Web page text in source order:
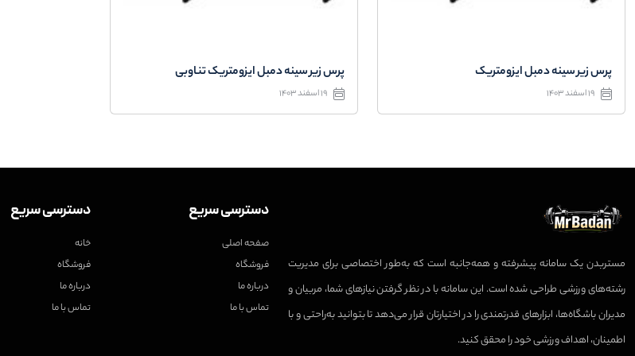
پرس زیر سینه دمبل ایزومتریک
19 اسفند 1403
پرس زیر سینه دمبل ایزومتریک تناوبی
19 اسفند 1403
مستربدن یک سامانه پیشرفته و همه‌جانبه است که به‌طور اختصاصی برای مدیریت
رشته‌های ورزشی طراحی شده است. این سامانه با در نظر گرفتن نیازهای شما، مربیان و
مدیران باشگاه‌ها، ابزارهای قدرتمندی را در اختیارتان قرار می‌دهد تا بتوانید به‌راحتی و با
اطمینان، اهداف ورزشی خود را محقق کنید.
دسترسی سریع
صفحه اصلی
فروشگاه
درباره ما
تماس با ما
دسترسی سریع
خانه
فروشگاه
درباره ما
تماس با ما